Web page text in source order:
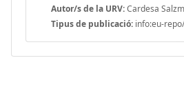
Autor/s de la URV:Cardesa
Tipus de publicació: info:eu-